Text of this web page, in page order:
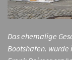
Das ehemalige
Bootshafen. wurde